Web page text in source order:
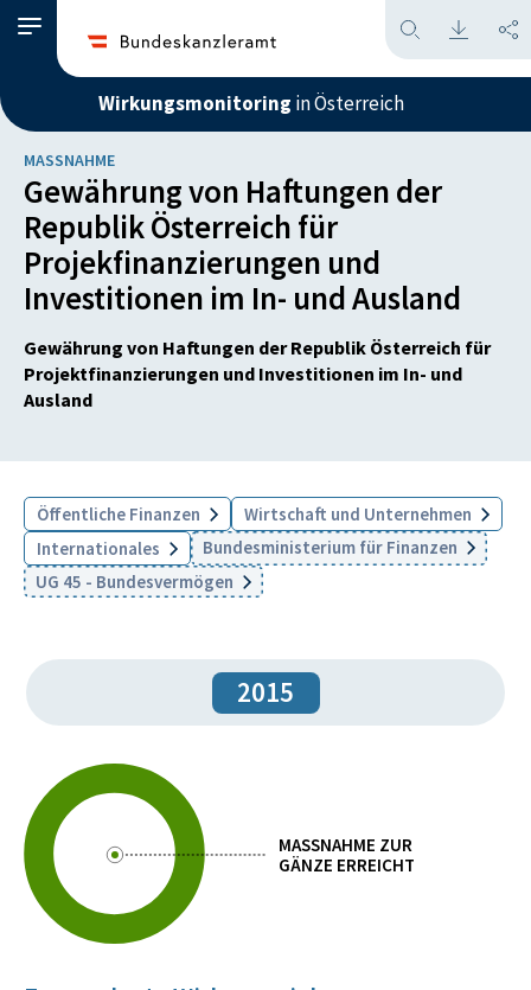
Wirkungsmonitoring in Österreich
MASSNAHME
Gewährung von Haftungen der
Republik Österreich für
Projekfinanzierungen und
Investitionen im In- und Ausland
Gewährung von Haftungen der Republik Österreich für
Projektfinanzierungen und Investitionen im In- und
Ausland
Öffentliche Finanzen
Wirtschaft und Unternehmen
Internationales
Bundesministerium für Finanzen
UG 45 - Bundesvermögen
2015
MASSNAHME ZUR
GÄNZE ERREICHT